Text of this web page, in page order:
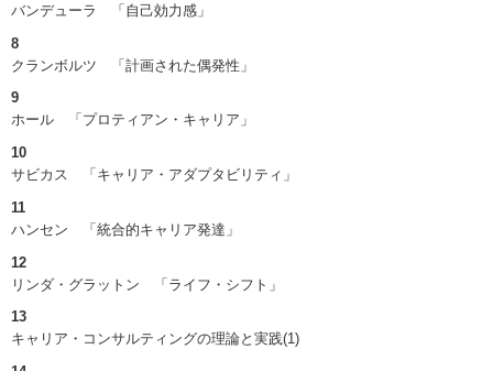
バンデューラ 「自己効力感」
8
クランボルツ 「計画された偶発性」
9
ホール 「プロティアン・キャリア」
10
サビカス 「キャリア・アダプタビリティ」
11
ハンセン 「統合的キャリア発達」
12
リンダ・グラットン 「ライフ・シフト」
13
キャリア・コンサルティングの理論と実践(1)